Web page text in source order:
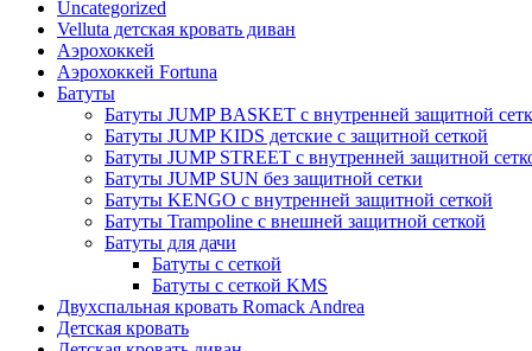
Uncategorized
Velluta детская кровать диван
Аэрохоккей
Аэрохоккей Fortuna
Батуты
Батуты JUMP BASKET с внутренней защитной
Батуты JUMP KIDS детские с защитной сеткой
Батуты JUMP STREET с внутренней защитной
Батуты JUMP SUN без защитной сетки
Батуты KENGO с внутренней защитной сеткой
Батуты Trampoline с внешней защитной сеткой
Батуты для дачи
Батуты с сеткой
Батуты с сеткой KMS
Двухспальная кровать Romack Andrea
Детская кровать